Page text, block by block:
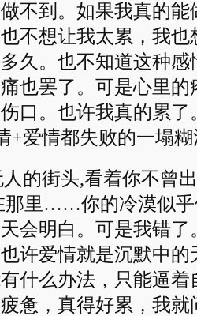
不到。如果我真的
不想让我太累，我
久。也不知道这种
也罢了。可是心里
口。也许我真的累
+爱情都失败的一塌
街头,看着你不曾出
那里……你的冷漠似乎
会明白。可是我错
许爱情就是沉默中
什么办法，只能逼
惫，真得好累，我